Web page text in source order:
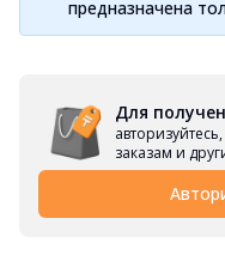
предназначена
Для
заказам и